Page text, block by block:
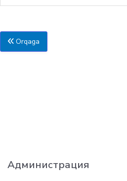
Orqaga
Администрация